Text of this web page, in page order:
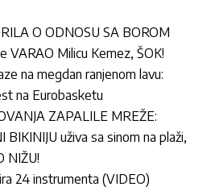
O ODNOSU SA BOROM
VARAO Milicu Kemez, ŠOK!
na megdan ranjenom lavu:
na Eurobasketu
ZAPALILE MREŽE:
BIKINIJU uživa sa sinom na plaži,
NIŽU!
24 instrumenta (VIDEO)